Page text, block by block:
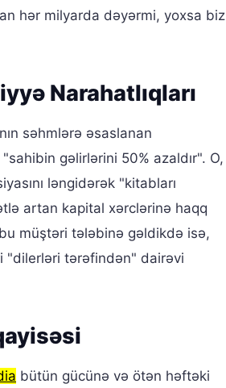
hər milyarda dəyərmi, yoxsa biz
Narahatlıqları
səhmlərə əsaslanan
gəlirlərini 50% azaldır". O,
ləngidərək "kitabları
artan kapital xərclərinə haqq
müştəri tələbinə gəldikdə isə,
"dilerləri tərəfindən" dairəvi
bütün gücünə və ötən həftəki